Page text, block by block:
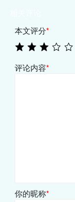
本文评分*
评论内容*
你的昵称*